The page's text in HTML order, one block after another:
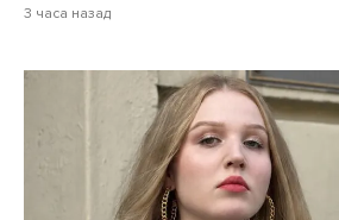
3 часа назад